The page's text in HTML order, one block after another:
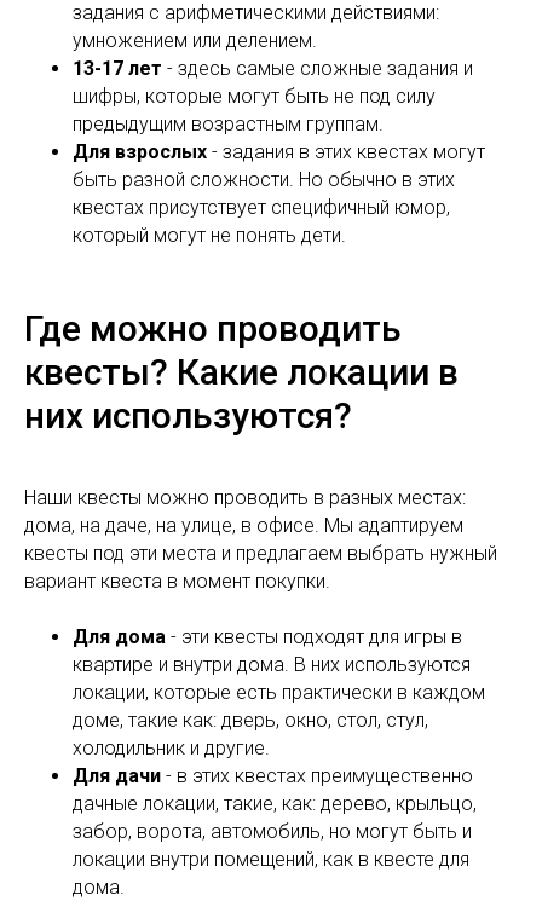
задания с арифметическими действиями:
умножением или делением.
13-17 лет - здесь самые сложные задания и
шифры, которые могут быть не под силу
предыдущим возрастным группам.
Для взрослых - задания в этих квестах могут
быть разной сложности. Но обычно в этих
квестах присутствует специфичный юмор,
который могут не понять дети.
Где можно проводить
квесты? Какие локации в
них используются?
Наши квесты можно проводить в разных местах:
дома, на даче, на улице, в офисе. Мы адаптируем
квесты под эти места и предлагаем выбрать нужный
вариант квеста в момент покупки.
Для дома - эти квесты подходят для игры в
квартире и внутри дома. В них используются
локации, которые есть практически в каждом
доме, такие как: дверь, окно, стол, стул,
холодильник и другие.
Для дачи - в этих квестах преимущественно
дачные локации, такие, как: дерево, крыльцо,
забор, ворота, автомобиль, но могут быть и
локации внутри помещений, как в квесте для
дома.